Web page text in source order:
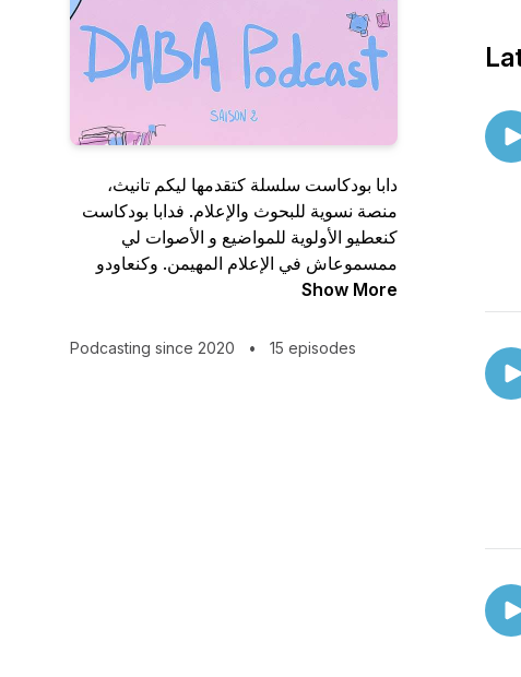
دابا بودكاست سلسلة كتقدمها ليكم تانيث،
منصة نسوية للبحوث والإعلام. فدابا بودكاست
كنعطيو الأولوية للمواضيع و الأصوات لي
ممسموعاش في الإعلام المهيمن. وكنعاودو
قصص مرتبطة بأجسادنا، جنسانيتنا والجندر
Show More
Podcasting since 2020 • 15 episodes